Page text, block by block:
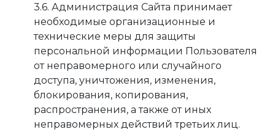
3.6. Администрация Сайта принимает
необходимые организационные и
технические меры для защиты
персональной информации Пользователя
от неправомерного или случайного
доступа, уничтожения, изменения,
блокирования, копирования,
распространения, а также от иных
неправомерных действий третьих лиц.